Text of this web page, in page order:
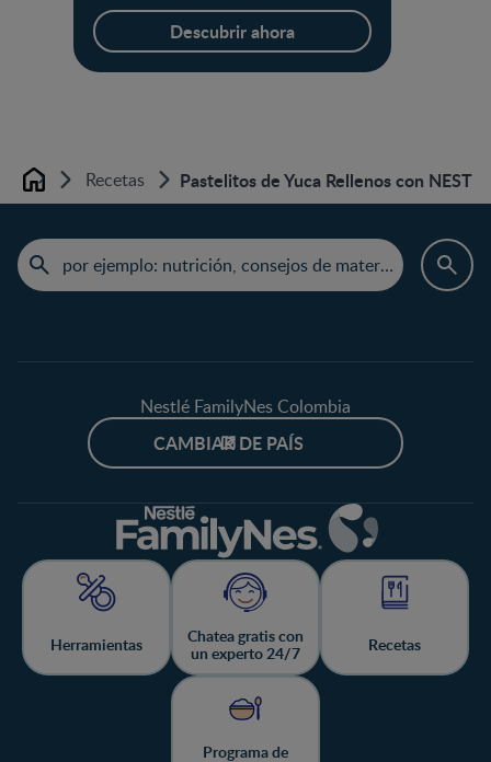
Descubrir ahora
Home Recetas Pastelitos de Yuca Rellenos con
Nestlé FamilyNes Colombia
CAMBIAR DE PAÍS
Herramientas
Chatea gratis con
un experto 24/7
Recetas
Programa de